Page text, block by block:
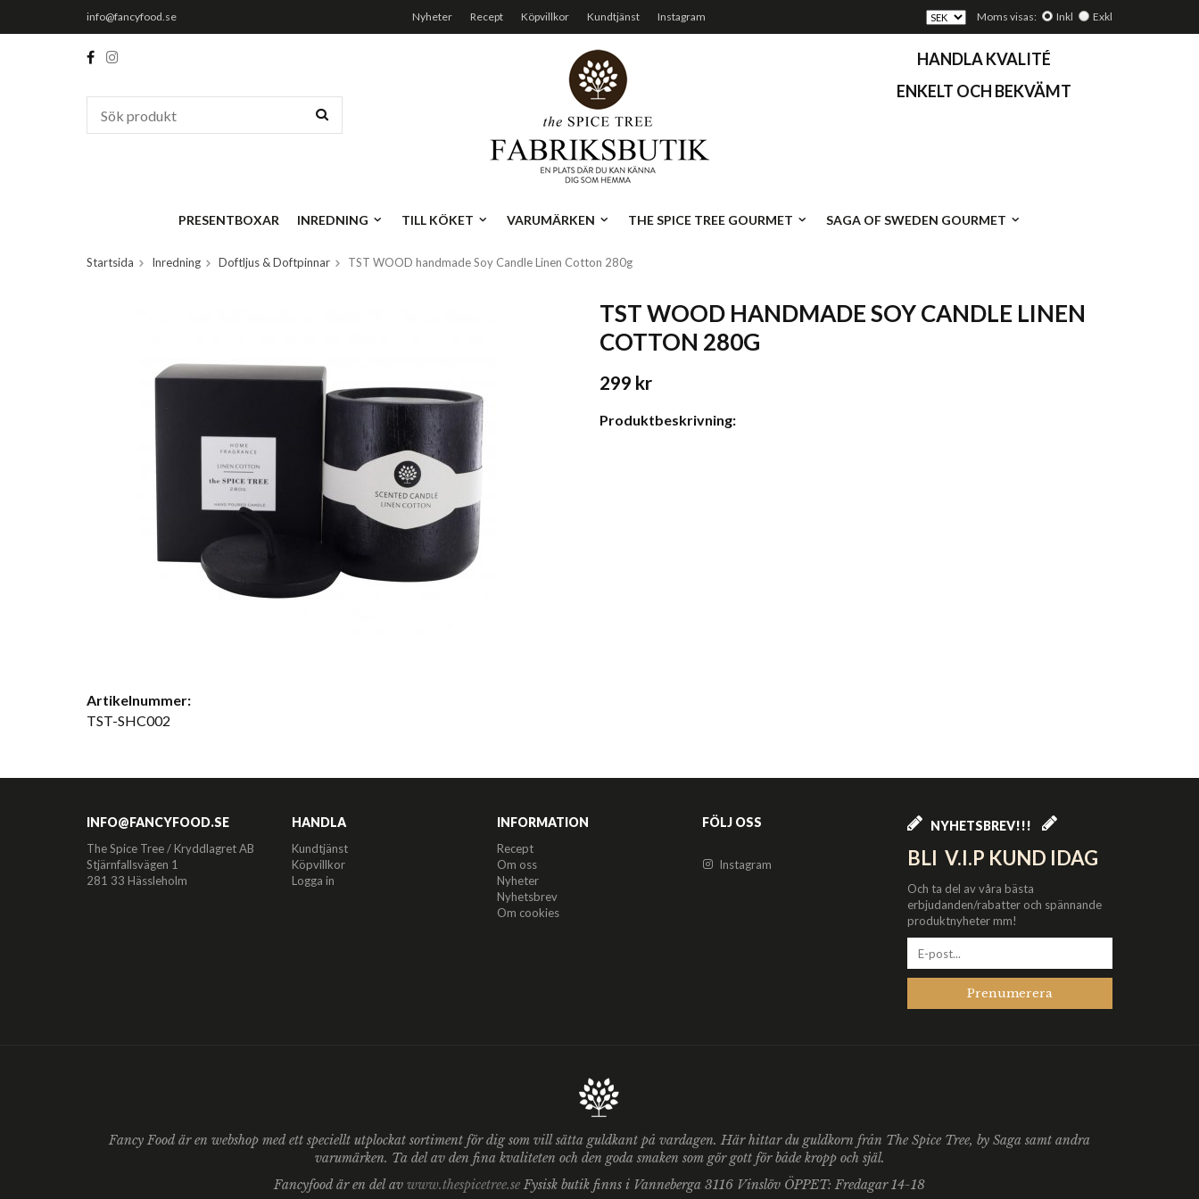
info@fancyfood.se Moms visas: Inkl Exkl
Nyheter Recept Köpvillkor Kundtjänst Instagram
HANDLA KVALITÉ
ENKELT OCH BEKVÄMT
PRESENTBOXAR INREDNING TILL KÖKET VARUMÄRKEN THE SPICE TREE GOURMET SAGA OF SWEDEN GOURMET
Startsida Inredning Doftljus & Doftpinnar TST WOOD handmade Soy Candle Linen Cotton 280g
TST WOOD HANDMADE SOY CANDLE LINEN
COTTON 280G
299 kr
Produktbeskrivning:
Artikelnummer:
TST-SHC002
INFO@FANCYFOOD.SE
The Spice Tree / Kryddlagret AB
Stjärnfallsvägen 1
281 33 Hässleholm
HANDLA
Kundtjänst
Köpvillkor
Logga in
INFORMATION
Recept
Om oss
Nyheter
Nyhetsbrev
Om cookies
FÖLJ OSS
Instagram
NYHETSBREV!!!
BLI V.I.P KUND IDAG
Och ta del av våra bästa
erbjudanden/rabatter och spännande
produktnyheter mm!
Prenumerera
Fancy Food är en webshop med ett speciellt utplockat sortiment för dig som vill sätta guldkant på vardagen. Här hittar du guldkorn från The Spice Tree, by Saga samt andra
varumärken. Ta del av den fina kvaliteten och den goda smaken som gör gott för både kropp och själ.
Fancyfood är en del av www.thespicetree.seFysisk butik finns i Vanneberga 3116 Vinslöv ÖPPET: Fredagar 14-18